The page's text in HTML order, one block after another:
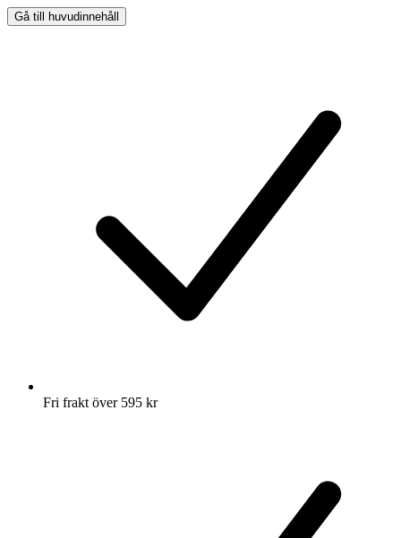
Gå till huvudinnehåll
Fri frakt över 595 kr